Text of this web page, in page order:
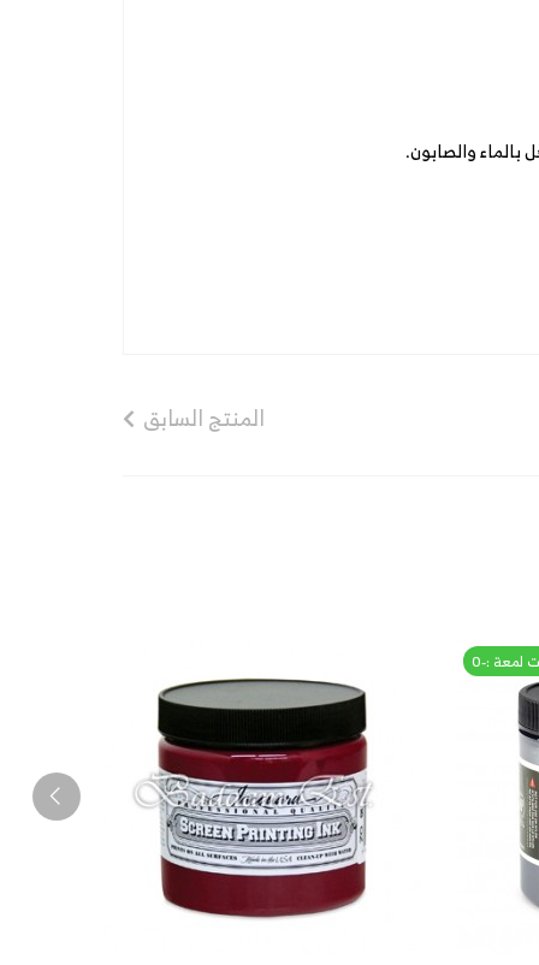
والصابون.
المنتج السابق
لمعة :-0